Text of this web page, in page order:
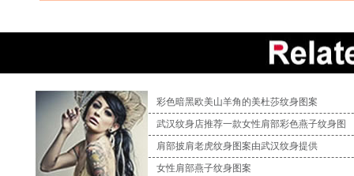
彩色暗黑欧美山羊角的美杜莎纹身图案
武汉纹身店推荐一款女性肩部彩色燕子纹身图
肩部披肩老虎纹身图案由武汉纹身提供
女性肩部燕子纹身图案